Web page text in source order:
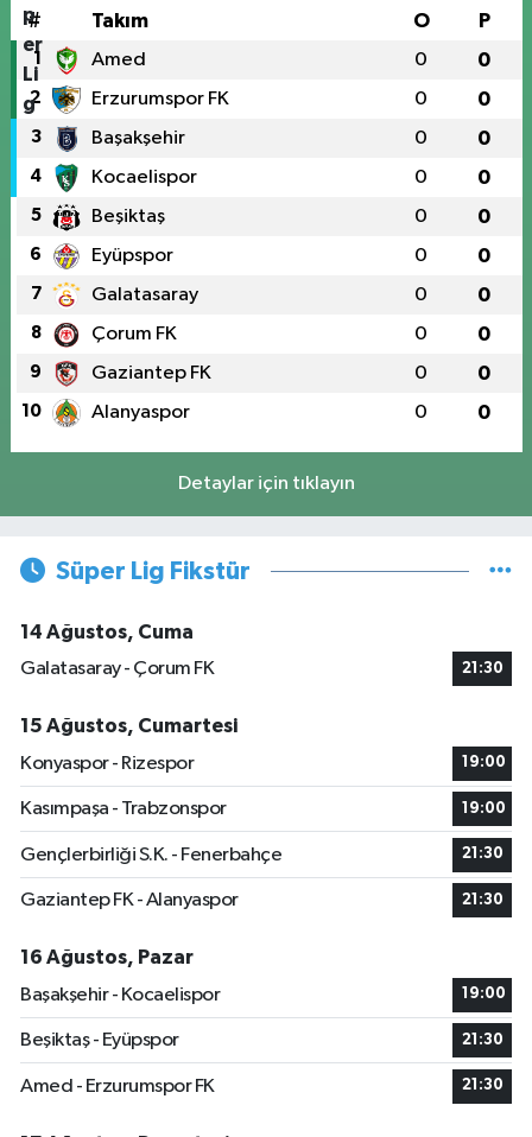
# Takım O P
1 Amed 0 0
2 Erzurumspor FK 0 0
3 Başakşehir 0 0
4 Kocaelispor 0 0
5 Beşiktaş 0 0
6 Eyüpspor 0 0
7 Galatasaray 0 0
8 Çorum FK 0 0
9 Gaziantep FK 0 0
10 Alanyaspor 0 0
Detaylar için tıklayın
Süper Lig Fikstür
14 Ağustos, Cuma
Galatasaray - Çorum FK
21:30
15 Ağustos, Cumartesi
Konyaspor - Rizespor
19:00
Kasımpaşa - Trabzonspor 19:00
Gençlerbirliği S.K. - Fenerbahçe 21:30
Gaziantep FK - Alanyaspor 21:30
16 Ağustos, Pazar
Başakşehir - Kocaelispor
19:00
Beşiktaş - Eyüpspor 21:30
Amed - Erzurumspor FK 21:30